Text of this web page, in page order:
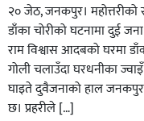
२० जेठ, जनकपुर। महोत्तरीको
डाँका चोरीको घटनामा दुई
राम विश्वास आदबको घरमा
गोली चलाउँदा घरधनीका
घाइते दुवैजनाको हाल
छ। प्रहरीले […]